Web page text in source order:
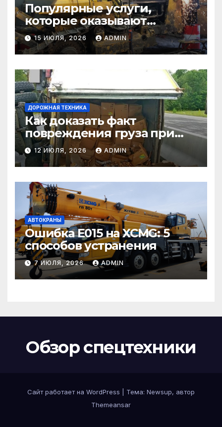
Популярные услуги,
которые оказывают
самосвалы в строительстве
и логистике
15 ИЮЛЯ, 2026 ADMIN
ДОРОЖНАЯ ТЕХНИКА
Как доказать факт
повреждения груза при
страховом случае
12 ИЮЛЯ, 2026 ADMIN
АВТОКРАНЫ
Ошибка E015 на XCMG: 5
способов устранения
7 ИЮЛЯ, 2026 ADMIN
Обзор спецтехники
Сайт работает на WordPress
Тема: Newsup, автор
Themeansar